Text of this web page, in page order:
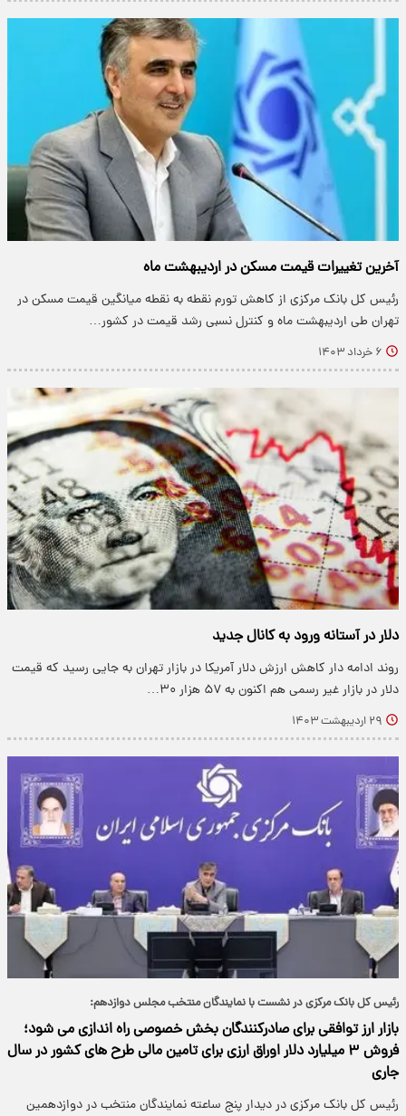
آخرین تغییرات قیمت مسکن در اردیبهشت ماه
رئیس کل بانک مرکزی از کاهش تورم نقطه به نقطه میانگین قیمت مسکن در
تهران طی اردیبهشت ماه و کنترل نسبی رشد قیمت در کشور…
۶ خرداد ۱۴۰۳
دلار در آستانه ورود به کانال جدید
روند ادامه دار کاهش ارزش دلار آمریکا در بازار تهران به جایی رسید که قیمت
دلار در بازار غیر رسمی هم اکنون به ۵۷ هزار ۳۰…
۲۹ اردیبهشت ۱۴۰۳
رئیس‎ کل بانک مرکزی در نشست با نمایندگان منتخب مجلس دوازدهم:
بازار ارز توافقی برای صادرکنندگان بخش خصوصی راه اندازی می شود؛
فروش ۳ میلیارد دلار اوراق ارزی برای تامین مالی طرح های کشور در سال
جاری
رئیس کل بانک مرکزی در دیدار پنج ساعته نمایندگان منتخب در دوازدهمین